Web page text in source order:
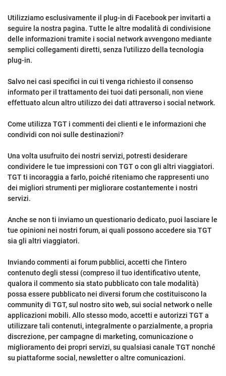
Utilizziamo esclusivamente il plug-in di Facebook per invitarti a
seguire la nostra pagina. Tutte le altre modalità di condivisione
delle informazioni tramite i social network avvengono mediante
semplici collegamenti diretti, senza l'utilizzo della tecnologia
plug-in.
Salvo nei casi specifici in cui ti venga richiesto il consenso
informato per il trattamento dei tuoi dati personali, non viene
effettuato alcun altro utilizzo dei dati attraverso i social network.
Come utilizza TGT i commenti dei clienti e le informazioni che
condividi con noi sulle destinazioni?
Una volta usufruito dei nostri servizi, potresti desiderare
condividere le tue impressioni con TGT o con gli altri viaggiatori.
TGT ti incoraggia a farlo, poiché riteniamo che rappresenti uno
dei migliori strumenti per migliorare costantemente i nostri
servizi.
Anche se non ti inviamo un questionario dedicato, puoi lasciare le
tue opinioni nei nostri forum, ai quali possono accedere sia TGT
sia gli altri viaggiatori.
Inviando commenti ai forum pubblici, accetti che l'intero
contenuto degli stessi (compreso il tuo identificativo utente,
qualora il commento sia stato pubblicato con tale modalità)
possa essere pubblicato nei diversi forum che costituiscono la
community di TGT, sul nostro sito web, sui social network o nelle
applicazioni mobili. Allo stesso modo, accetti e autorizzi TGT a
utilizzare tali contenuti, integralmente o parzialmente, a propria
discrezione, per campagne di marketing, comunicazione o
miglioramento dei propri servizi, su qualsiasi canale TGT nonché
su piattaforme social, newsletter o altre comunicazioni.